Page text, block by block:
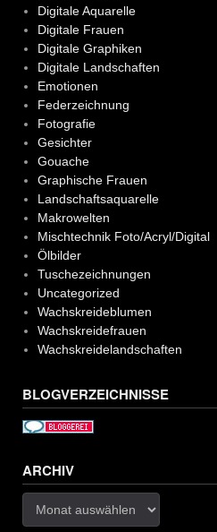
Digitale Aquarelle
Digitale Frauen
Digitale Graphiken
Digitale Landschaften
Emotionen
Federzeichnung
Fotografie
Gesichter
Gouache
Graphische Frauen
Landschaftsaquarelle
Makrowelten
Mischtechnik Foto/Acryl/Digital
Ölbilder
Tuschezeichnungen
Uncategorized
Wachskreideblumen
Wachskreidefrauen
Wachskreidelandschaften
BLOGVERZEICHNISSE
ARCHIV